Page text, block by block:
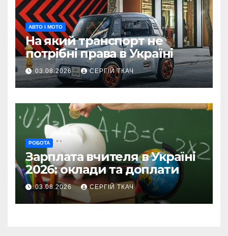
АВТО І МОТО
На який транспорт не
потрібні права в Україні
03.08.2026 СЕРГІЙ ТКАЧ
РОБОТА
Зарплата вчителя в Україні
2026: оклади та доплати
03.08.2026 СЕРГІЙ ТКАЧ